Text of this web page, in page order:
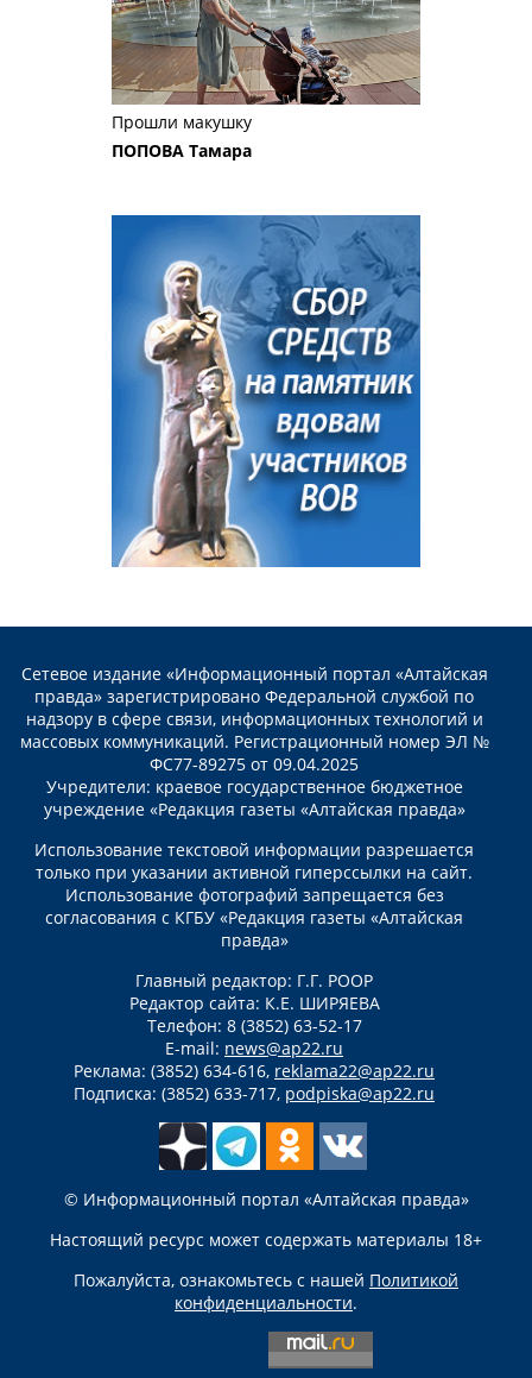
Прошли макушку
ПОПОВА Тамара
Сетевое издание «Информационный портал «Алтайская
правда» зарегистрировано Федеральной службой по
надзору в сфере связи, информационных технологий и
массовых коммуникаций. Регистрационный номер ЭЛ №
ФС77-89275 от 09.04.2025
Учредители: краевое государственное бюджетное
учреждение «Редакция газеты «Алтайская правда»
Использование текстовой информации разрешается
только при указании активной гиперссылки на сайт.
Использование фотографий запрещается без
согласования с КГБУ «Редакция газеты «Алтайская
правда»
Главный редактор: Г.Г. РООР
Редактор сайта: К.Е. ШИРЯЕВА
Телефон: 8 (3852) 63-52-17
E-mail: news@ap22.ru
Реклама: (3852) 634-616, reklama22@ap22.ru
Подписка: (3852) 633-717, podpiska@ap22.ru
© Информационный портал «Алтайская правда»
Настоящий ресурс может содержать материалы 18+
Пожалуйста, ознакомьтесь с нашей Политикой
конфиденциальности.